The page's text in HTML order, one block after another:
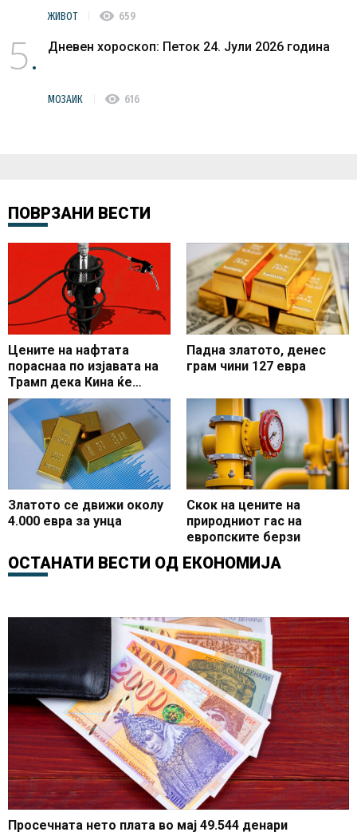
ЖИВОТ visibility 659
5 Дневен хороскоп: Петок 24. Јули 2026 година
МОЗАИК visibility 616
ПОВРЗАНИ ВЕСТИ
Цените на нафтата
пораснаа по изјавата на
Трамп дека Кина ќе
купува американска
нафта
Падна златото, денес
грам чини 127 евра
Златото се движи околу
4.000 евра за унца
Скок на цените на
природниот гас на
европските берзи
ОСТАНАТИ ВЕСТИ ОД ЕКОНОМИЈА
Просечната нето плата во мај 49.544 денари